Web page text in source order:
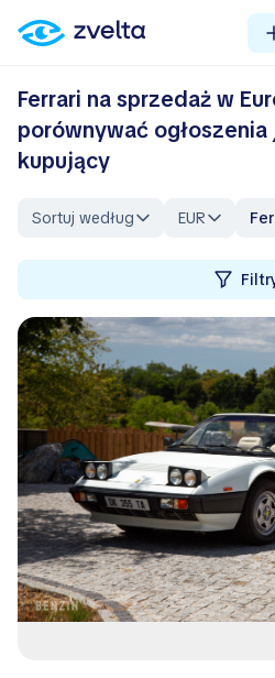
Ferrari na sprzedaż w
porównywać
kupujący
Sortuj według EUR